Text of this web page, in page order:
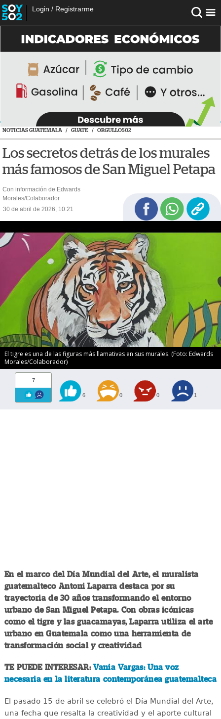
Login / Registrarme
NOTICIAS GUATEMALA / GUATE / ORGULLO502
Los secretos detrás de los murales
más famosos de San Miguel Petapa
Con información de Edwards
Morales/Colaborador
30 de abril de 2026, 10:21
El tigre es una de las figuras más llamativas en sus murales. (Foto: Edwards
Morales/Colaborador)
7
6 0 0 1
En el marco del Día Mundial del Arte, el muralista
guatemalteco Antoni Laparra destaca por su
trayectoria de 30 años transformando el entorno
urbano de San Miguel Petapa. Con obras icónicas
como el tigre y las guacamayas, Laparra utiliza el arte
urbano en Guatemala como una herramienta de
transformación social y creatividad
TE PUEDE INTERESAR:Vania Vargas: Una voz
necesaria en la literatura contemporánea guatemalteca
El pasado 15 de abril se celebró el Día Mundial del Arte,
una fecha que resalta la creatividad y el aporte cultural